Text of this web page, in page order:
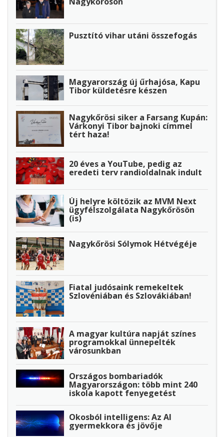
Pusztító vihar utáni összefogás
Magyarország új űrhajósa, Kapu
Tibor küldetésre készen
Nagykőrösi siker a Farsang Kupán:
Várkonyi Tibor bajnoki címmel
tért haza!
20 éves a YouTube, pedig az
eredeti terv randioldalnak indult
Új helyre költözik az MVM Next
ügyfélszolgálata Nagykőrösön
(is)
Nagykőrösi Sólymok Hétvégéje
Fiatal judósaink remekeltek
Szlovéniában és Szlovákiában!
A magyar kultúra napját színes
programokkal ünnepelték
városunkban
Országos bombariadók
Magyarországon: több mint 240
iskola kapott fenyegetést
Okosból intelligens: Az AI
gyermekkora és jövője